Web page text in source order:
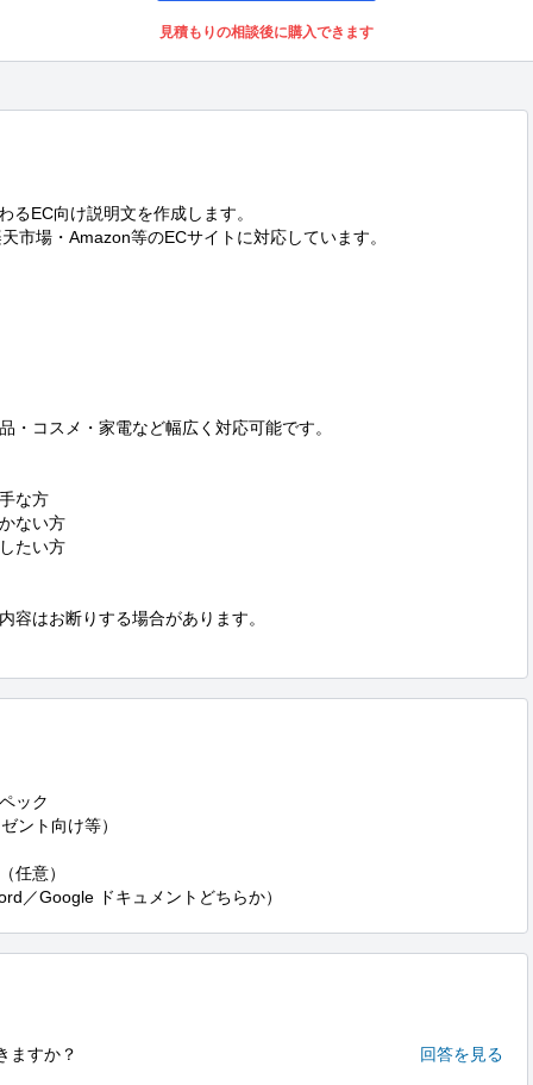
見積もりの相談後に購入できます
るEC向け説明文を作成します。
市場・Amazon等のECサイトに対応しています。
・コスメ・家電など幅広く対応可能です。
な方
ない方
たい方
容はお断りする場合があります。
ック
ント向け等）
任意）
／Google ドキュメントどちらか）
ますか？ 回答を見る